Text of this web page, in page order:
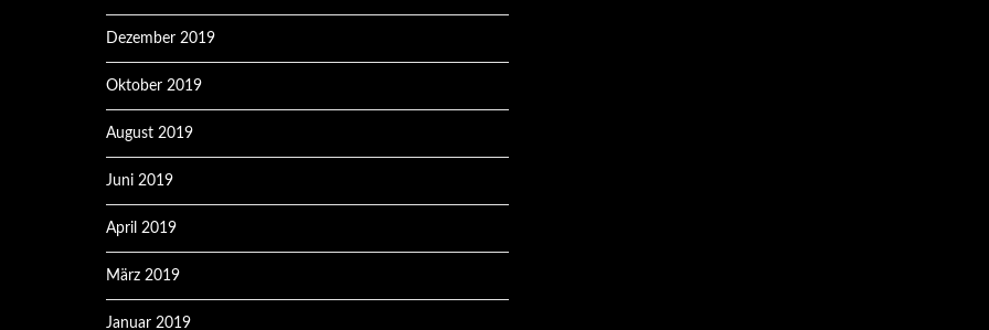
Dezember 2019
Oktober 2019
August 2019
Juni 2019
April 2019
März 2019
Januar 2019